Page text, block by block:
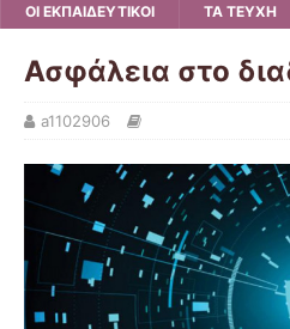
ΟΙ ΕΚΠΑΙΔΕΥΤΙΚΟΙ
ΤΑ ΤΕΥΧΗ
Ασφάλεια στο
a1102906